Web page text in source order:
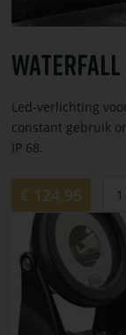
Waterfall
Led-verlichting
constant gebruik
IP 68.
€ 124,95
Bekijk
bestel
LunAqua
Power
LED